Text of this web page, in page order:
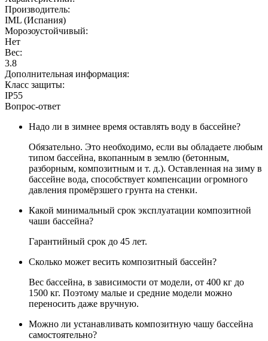
Производитель:
IML (Испания)
Морозоустойчивый:
Нет
Вес:
3.8
Дополнительная информация:
Класс защиты:
IP55
Вопрос-ответ
Надо ли в зимнее время оставлять воду в бассейне?
Обязательно. Это необходимо, если вы обладаете любым
типом бассейна, вкопанным в землю (бетонным,
разборным, композитным и т. д.). Оставленная на зиму в
бассейне вода, способствует компенсации огромного
давления промёрзшего грунта на стенки.
Какой минимальный срок эксплуатации композитной
чаши бассейна?
Гарантийный срок до 45 лет.
Сколько может весить композитный бассейн?
Вес бассейна, в зависимости от модели, от 400 кг до
1500 кг. Поэтому малые и средние модели можно
переносить даже вручную.
Можно ли устанавливать композитную чашу бассейна
самостоятельно?